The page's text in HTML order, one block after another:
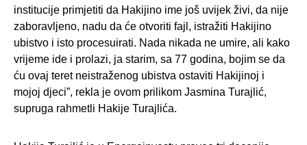
institucije primjetiti da Hakijino ime još uvijek živi, da nije
zaboravljeno, nadu da će otvoriti fajl, istražiti Hakijino
ubistvo i isto procesuirati. Nada nikada ne umire, ali kako
vrijeme ide i prolazi, ja starim, sa 77 godina, bojim se da
ću ovaj teret neistraženog ubistva ostaviti Hakijinoj i
mojoj djeci”, rekla je ovom prilikom Jasmina Turajlić,
supruga rahmetli Hakije Turajlića.